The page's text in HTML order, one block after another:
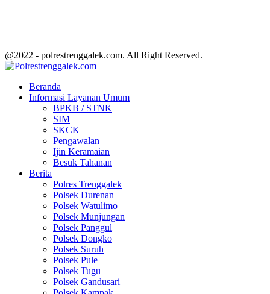
@2022 - polrestrenggalek.com. All Right Reserved.
Beranda
Informasi Layanan Umum
BPKB / STNK
SIM
SKCK
Pengawalan
Ijin Keramaian
Besuk Tahanan
Berita
Polres Trenggalek
Polsek Durenan
Polsek Watulimo
Polsek Munjungan
Polsek Panggul
Polsek Dongko
Polsek Suruh
Polsek Pule
Polsek Tugu
Polsek Gandusari